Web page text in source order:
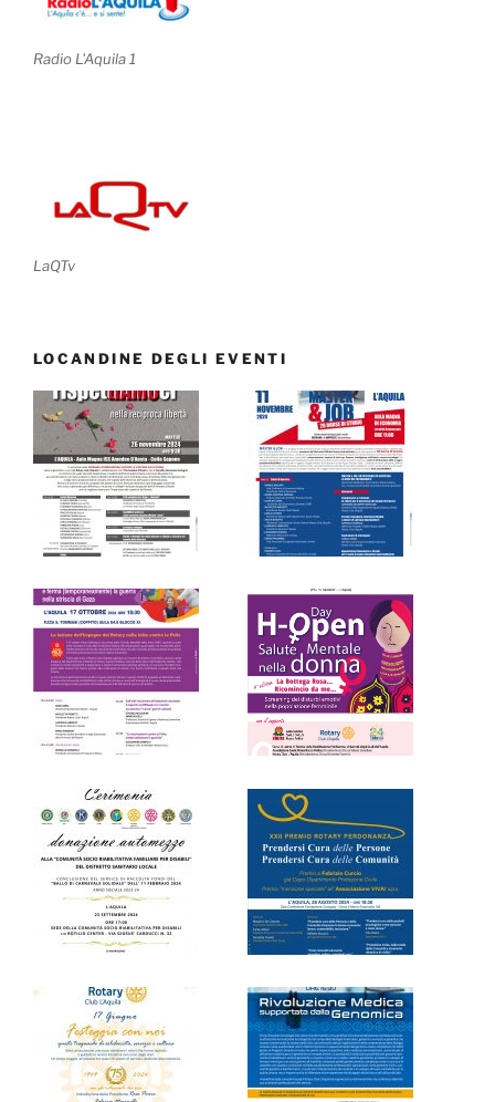
Radio L'Aquila 1
LaQTv
LOCANDINE DEGLI EVENTI